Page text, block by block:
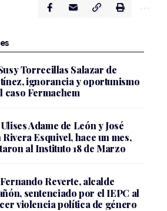
Torrecillas Salazar de
ignorancia y oportunismo
caso Fermachem
Ulises Adame de León y José
Rivera Esquivel, hace un mes,
al Instituto 18 de Marzo
Fernando Reverte, alcalde
sentenciado por el IEPC al
violencia política de género